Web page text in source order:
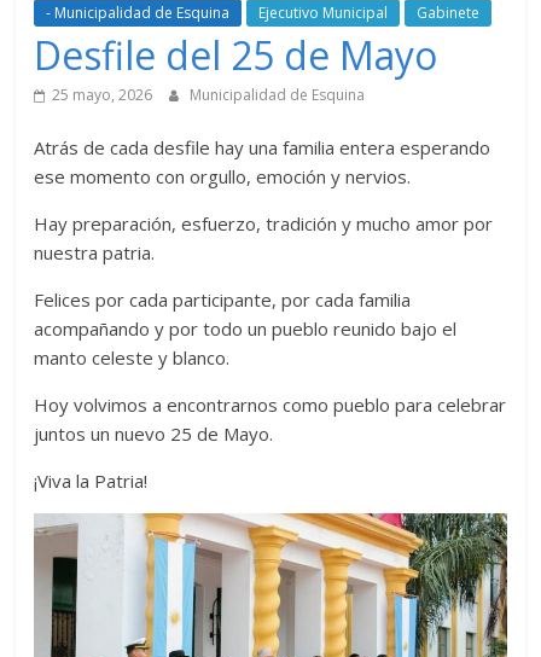
- Municipalidad de Esquina Ejecutivo Municipal Gabinete
Desfile del 25 de Mayo
25 mayo, 2026 Municipalidad de Esquina
Atrás de cada desfile hay una familia entera esperando
ese momento con orgullo, emoción y nervios.
Hay preparación, esfuerzo, tradición y mucho amor por
nuestra patria.
Felices por cada participante, por cada familia
acompañando y por todo un pueblo reunido bajo el
manto celeste y blanco.
Hoy volvimos a encontrarnos como pueblo para celebrar
juntos un nuevo 25 de Mayo.
¡Viva la Patria!